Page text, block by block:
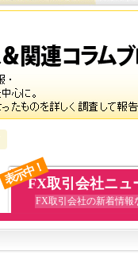
表示中！FX取引会社ニュ
FX取引会社の新着情報